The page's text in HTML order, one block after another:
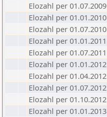
Elozahl per 01.07.2009
Elozahl per 01.01.2010
Elozahl per 01.07.2010
Elozahl per 01.01.2011
Elozahl per 01.07.2011
Elozahl per 01.01.2012
Elozahl per 01.04.2012
Elozahl per 01.07.2012
Elozahl per 01.10.2012
Elozahl per 01.01.2013